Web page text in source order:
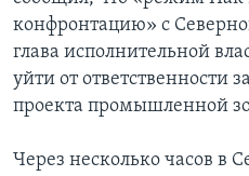
конфронтацию» с
глава исполнительной
уйти от ответственности
проекта промышленной
Через несколько часов в